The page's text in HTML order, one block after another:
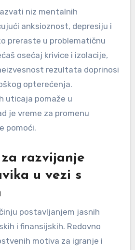
niz mentalnih
anksioznost, depresiju i
preraste u problematičnu
osećaj krivice i izolacije,
rezultata doprinosi
opterećenja.
uticaja pomaže u
je vreme za promenu
pomoći.
razvijanje
u vezi s
postavljanjem jasnih
i finansijskih. Redovno
motiva za igranje i